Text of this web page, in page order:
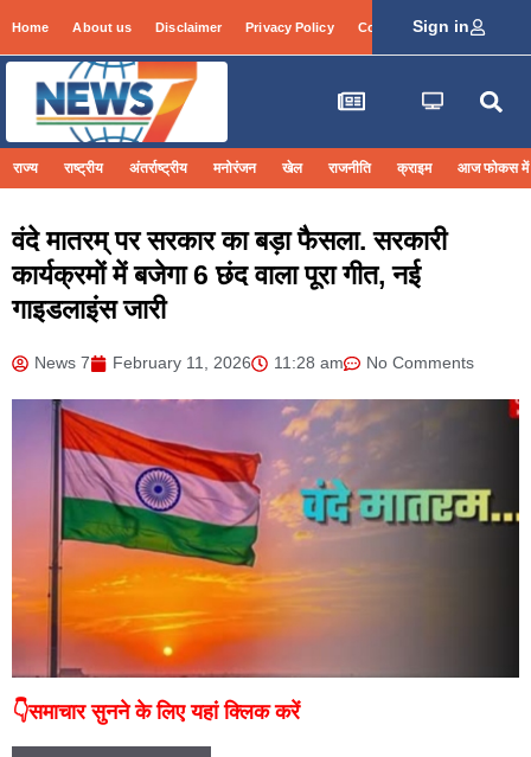
Home About us Disclaimer Privacy Policy Contact Info Login
Sign in
राज्य राष्ट्रीय अंतर्राष्ट्रीय मनोरंजन खेल राजनीति क्राइम आज फोकस में
वंदे मातरम् पर सरकार का बड़ा फैसला. सरकारी
कार्यक्रमों में बजेगा 6 छंद वाला पूरा गीत, नई
गाइडलाइंस जारी
News 7 February 11, 2026 11:28 am No Comments
👇समाचार सुनने के लिए यहां क्लिक करें